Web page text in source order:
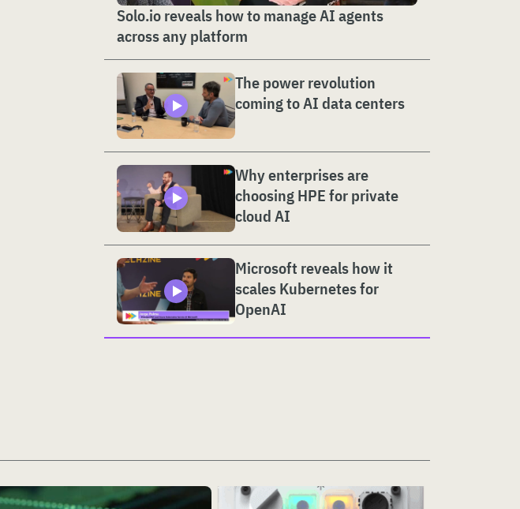
Solo.io reveals how to manage AI agents
across any platform
The power revolution
coming to AI data centers
Why enterprises are
choosing HPE for private
cloud AI
Microsoft reveals how it
scales Kubernetes for
OpenAI